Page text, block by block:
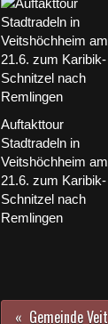
Auftakttour
Stadtradeln in
Veitshöchheim am
21.6. zum Karibik-
Schnitzel nach
Remlingen